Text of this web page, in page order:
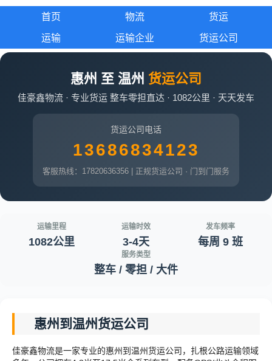
首页 物流 货运
运输 运输企业 货运公司
惠州 至 温州 货运公司
佳豪鑫物流 · 专业货运 整车零担直达 · 1082公里 · 天天发车
货运公司电话
13686834123
客服热线：17820636356 | 正规货运公司 · 门到门服务
运输里程
1082公里
运输时效
3-4天
发车频率
每周 9 班
服务类型
整车 / 零担 / 大件
惠州到温州货运公司
佳豪鑫物流是一家专业的惠州到温州货运公司，扎根公路运输领域